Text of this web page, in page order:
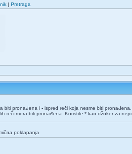
| Pretraga
biti pronađena i - ispred reči koja nesme biti
reči mora biti pronađena. Koristite * kao džoker za
poklapanja